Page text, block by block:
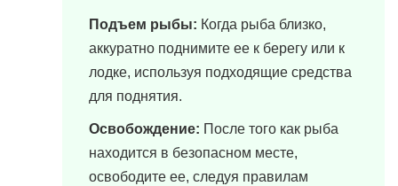
Подъем рыбы: Когда рыба близко,
аккуратно поднимите ее к берегу или к
лодке, используя подходящие средства
для поднятия.
Освобождение: После того как рыба
находится в безопасном месте,
освободите ее, следуя правилам